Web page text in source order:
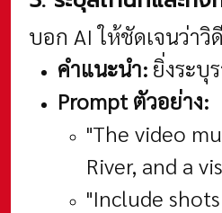
บอก AI ให้ชัดเจนว่า
คำแนะนำ: ยิ่งระบุ
Prompt ตัวอย่าง:
"The video
River, and a
"Include